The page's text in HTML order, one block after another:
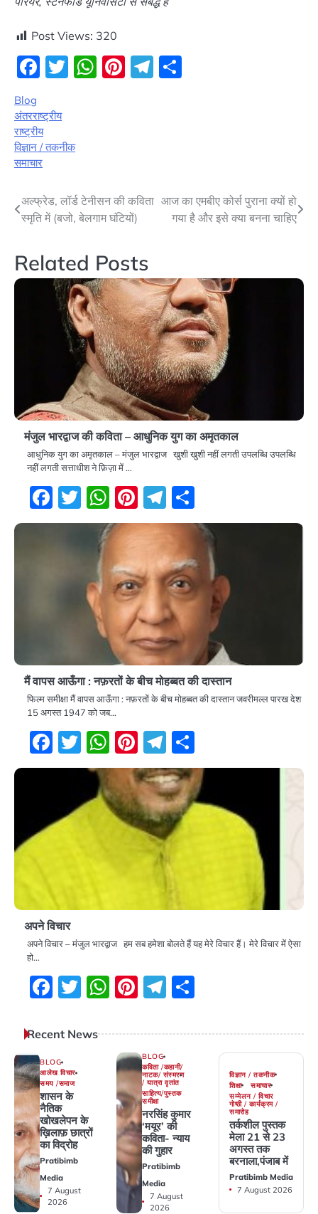
Post Views: 320
Facebook
Twitter
WhatsApp
Pinterest
Telegram
Blog
अंतरराष्ट्रीय
राष्ट्रीय
विज्ञान / तकनीक
समाचार
Post
navigation
अल्फ्रेड, लॉर्ड टेनीसन की कविता
स्मृति में (बजो, बेलगाम घंटियों)
आज का एमबीए कोर्स पुराना क्यों हो
गया है और इसे क्या बनना चाहिए
Related Posts
मंजुल भारद्वाज की कविता – आधुनिक युग का अमृतकाल
आधुनिक युग का अमृतकाल – मंजुल भारद्वाज खुशी खुशी नहीं लगती उपलब्धि उपलब्धि
नहीं लगती सत्ताधीश ने फ़िज़ा में …
Facebook
Twitter
WhatsApp
Pinterest
Telegram
मैं वापस आऊँगा : नफ़रतों के बीच मोहब्बत की दास्तान
फिल्म समीक्षा मैं वापस आऊँगा : नफ़रतों के बीच मोहब्बत की दास्तान जवरीमल्ल पारख देश
15 अगस्त 1947 को जब…
Facebook
Twitter
WhatsApp
Pinterest
Telegram
अपने विचार
अपने विचार – मंजुल भारद्वाज हम सब हमेशा बोलते हैं यह मेरे विचार हैं। मेरे विचार में ऐसा
हो…
Facebook
Twitter
WhatsApp
Pinterest
Telegram
Recent News
BLOG
आलेख विचार
समय /समाज
शासन के
नैतिक
खोखलेपन के
ख़िलाफ़ छात्रों
का विद्रोह
Pratibimb
Media
7 August
2026
BLOG
कविता /कहानी/
नाटक/ संस्मरण
/ यात्रा वृतांत
साहित्य/पुस्तक
समीक्षा
नरसिंह कुमार
‘मयूर’ की
कविता- न्याय
की गुहार
Pratibimb
Media
7 August
2026
विज्ञान / तकनीक
शिक्षा
समाचार
सम्मेलन / विचार
गोष्ठी / कार्यक्रम /
समारोह
तर्कशील पुस्तक
मेला 21 से 23
अगस्त तक
बरनाला,पंजाब में
Pratibimb Media
7 August 2026